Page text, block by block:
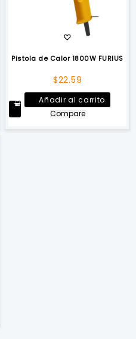
Pistola de Calor 1800W FURIUS
$22.59
Añadir al carrito
Compare